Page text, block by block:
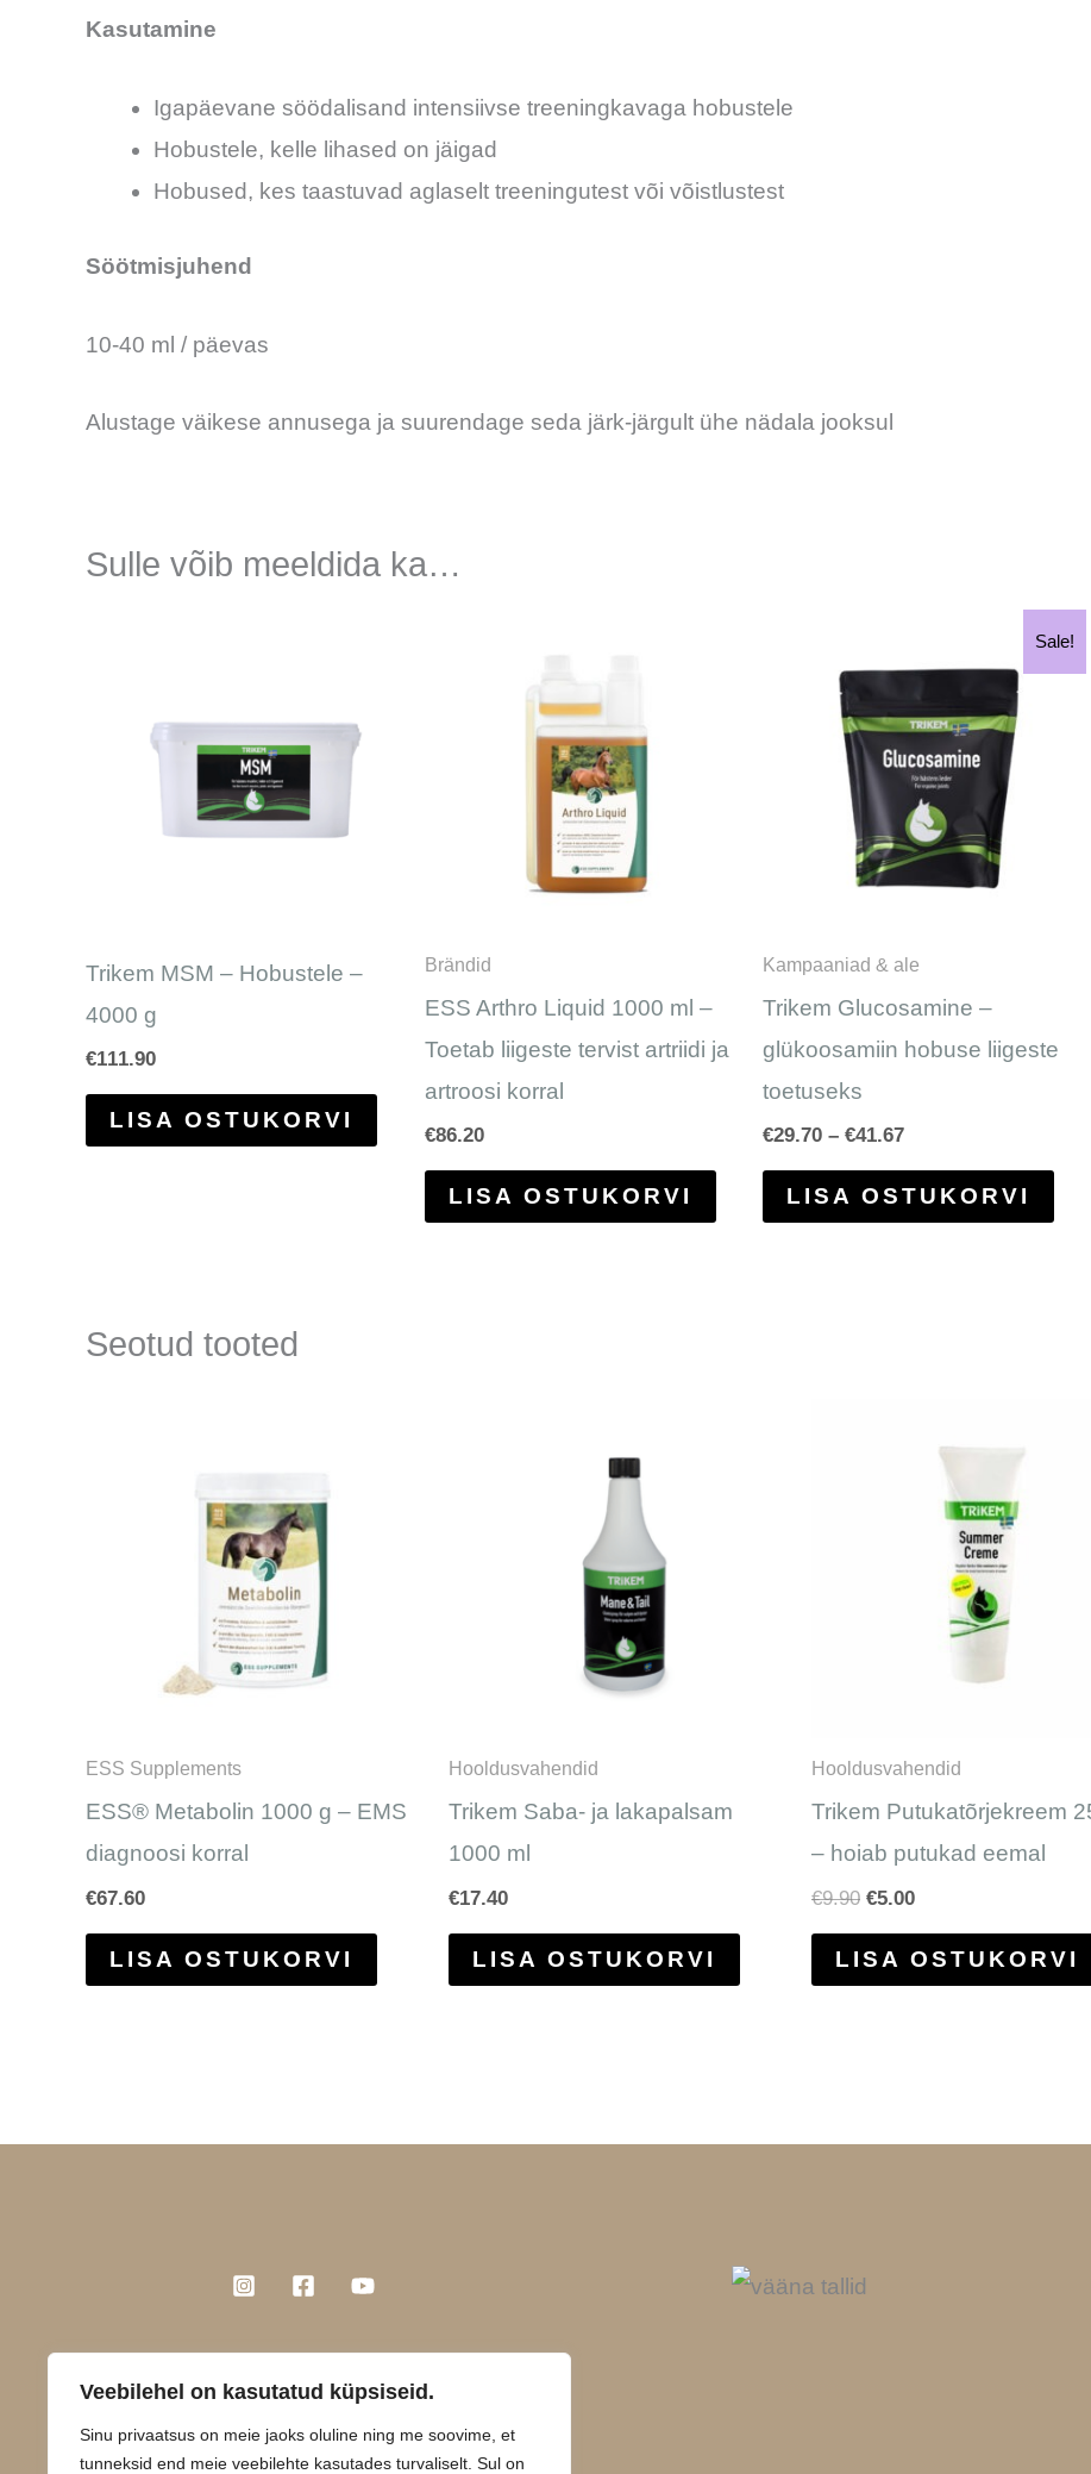
Veebilehel on kasutatud küpsiseid.
Sinu privaatsus on meie jaoks oluline ning me soovime, et
tunneksid end meie veebilehte kasutades turvaliselt. Sul on
Kasutamine
Igapäevane söödalisand intensiivse treeningkavaga hobustele
Hobustele, kelle lihased on jäigad
Hobused, kes taastuvad aglaselt treeningutest või võistlustest
Söötmisjuhend
10-40 ml / päevas
Alustage väikese annusega ja suurendage seda järk-järgult ühe nädala jooksul
Sulle võib meeldida ka…
Trikem MSM – Hobustele –
4000 g
€111.90
LISA OSTUKORVI
Brändid
ESS Arthro Liquid 1000 ml –
Toetab liigeste tervist artriidi ja
artroosi korral
€86.20
LISA OSTUKORVI
Sale!
Kampaaniad & ale
Trikem Glucosamine –
glükoosamiin hobuse liigeste
toetuseks
€29.70 – €41.67
Hinnavahemik:
LISA OSTUKORVI
Seotud tooted
ESS Supplements
ESS® Metabolin 1000 g – EMS
diagnoosi korral
€67.60
LISA OSTUKORVI
Hooldusvahendid
Trikem Saba- ja lakapalsam
1000 ml
€17.40
LISA OSTUKORVI
Hooldusvahendid
Trikem Putukatõrjekreem
– hoiab putukad eemal
€9.90 €5.00
on:
LISA OSTUKORVI